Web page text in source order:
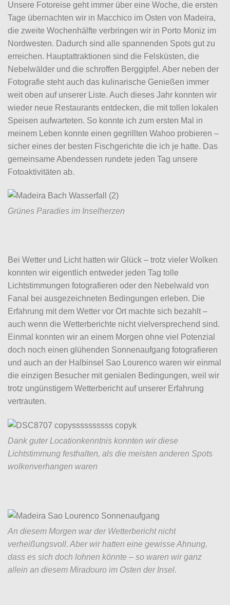
Unsere Fotoreise geht immer über eine Woche, die ersten
Tage übernachten wir in Macchico im Osten von Madeira,
die zweite Wochenhälfte verbringen wir in Porto Moniz im
Nordwesten. Dadurch sind alle spannenden Spots gut zu
erreichen. Hauptattraktionen sind die Felsküsten, die
Nebelwälder und die schroffen Berggipfel. Aber neben der
Fotografie steht auch das kulinarische Genießen immer
weit oben auf unserer Liste. Auch dieses Jahr konnten wir
wieder neue Restaurants entdecken, die mit tollen lokalen
Speisen aufwarteten. So konnte ich zum ersten Mal in
meinem Leben konnte einen gegrillten Wahoo probieren –
sicher eines der besten Fischgerichte die ich je hatte. Das
gemeinsame Abendessen rundete jeden Tag unsere
Fotoaktivitäten ab.
Grünes Paradies im Inselherzen
Bei Wetter und Licht hatten wir Glück – trotz vieler Wolken
konnten wir eigentlich entweder jeden Tag tolle
Lichtstimmungen fotografieren oder den Nebelwald von
Fanal bei ausgezeichneten Bedingungen erleben. Die
Erfahrung mit dem Wetter vor Ort machte sich bezahlt –
auch wenn die Wetterberichte nicht vielversprechend sind.
Einmal konnten wir an einem Morgen ohne viel Potenzial
doch noch einen glühenden Sonnenaufgang fotografieren
und auch an der Halbinsel Sao Lourenco waren wir einmal
die einzigen Besucher mit genialen Bedingungen, weil wir
trotz ungünstigem Wetterbericht auf unserer Erfahrung
vertrauten.
Dank guter Locationkenntnis konnten wir diese
Lichtstimmung festhalten, als die meisten anderen Spots
wolkenverhangen waren
An diesem Morgen war der Wetterbericht nicht
verheißungsvoll. Aber wir hatten eine gewisse Ahnung,
dass es sich doch lohnen könnte – so waren wir ganz
allein an diesem Miradouro im Osten der Insel.